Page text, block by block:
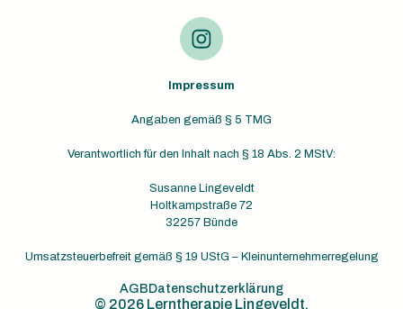
Impressum
Angaben gemäß § 5 TMG
Verantwortlich für den Inhalt nach § 18 Abs. 2 MStV:
Susanne Lingeveldt
Holtkampstraße 72
32257 Bünde
Umsatzsteuerbefreit gemäß § 19 UStG – Kleinunternehmerregelung
AGB Datenschutzerklärung
© 2026 Lerntherapie Lingeveldt.